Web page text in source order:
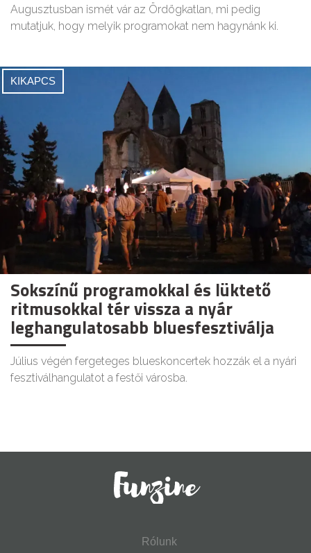
Augusztusban ismét vár az Ördögkatlan, mi pedig
mutatjuk, hogy melyik programokat nem hagynánk ki.
KIKAPCS
Sokszínű programokkal és lüktető
ritmusokkal tér vissza a nyár
leghangulatosabb bluesfesztiválja
Július végén fergeteges blueskoncertek hozzák el a nyári
fesztiválhangulatot a festői városba.
Rólunk